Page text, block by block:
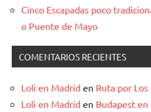
Cinco Escapadas poco
o Puente de Mayo
COMENTARIOS RECIENTES
Loli en Madrid en Ruta por
Loli en Madrid en Budapest en